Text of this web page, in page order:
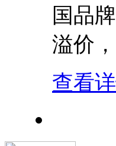
国品
溢价
查看